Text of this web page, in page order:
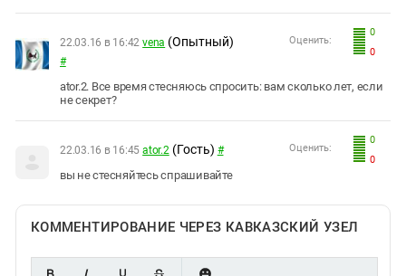
0
0
Оценить:
22.03.16 в 16:42 vena (Опытный)
#
ator.2. Все время стесняюсь спросить: вам сколько лет, если
не секрет?
0
0
Оценить:
22.03.16 в 16:45 ator.2 (Гость) #
вы не стесняйтесь спрашивайте
КОММЕНТИРОВАНИЕ ЧЕРЕЗ КАВКАЗСКИЙ УЗЕЛ